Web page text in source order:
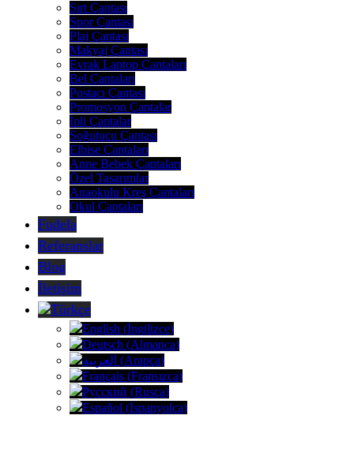
Sırt Çantası
Spor Çantası
Plaj Çantası
Makyaj Çantası
Evrak Laptop Çantaları
Bel Çantaları
Postacı Çantası
Promosyon Çantalar
İpli Çantalar
Soğutucu Çantası
Elbise Çantaları
Anne Bebek Çantaları
Özel Tasarımlar
Anaokulu Kreş Çantaları
Okul Çantaları
Fudela
Referanslar
Blog
İletişim
Türkçe
English (İngilizce)
Deutsch (Almanca)
العربية (Arapça)
Français (Fransızca)
Русский (Rusça)
Español (İspanyolca)